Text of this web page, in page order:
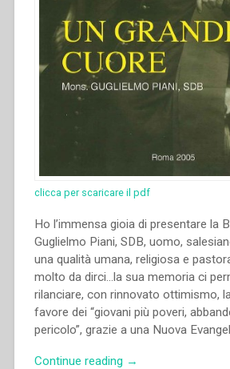
clicca per scaricare il pdf
Ho l’immensa gioia di presentare la
Guglielmo Piani, SDB, uomo,
una qualità umana, religiosa e
molto da dirci…la sua memoria ci
rilanciare, con rinnovato ottimismo,
favore dei “giovani più poveri,
pericolo”, grazie a una Nuova
Continue reading “Francisco
→